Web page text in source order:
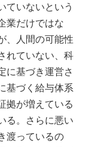
ていないという
業だけではな
、人間の可能性
れていない、科
に基づき運営さ
基づく給与体系
拠が増えている
る。さらに悪い
渡っているの